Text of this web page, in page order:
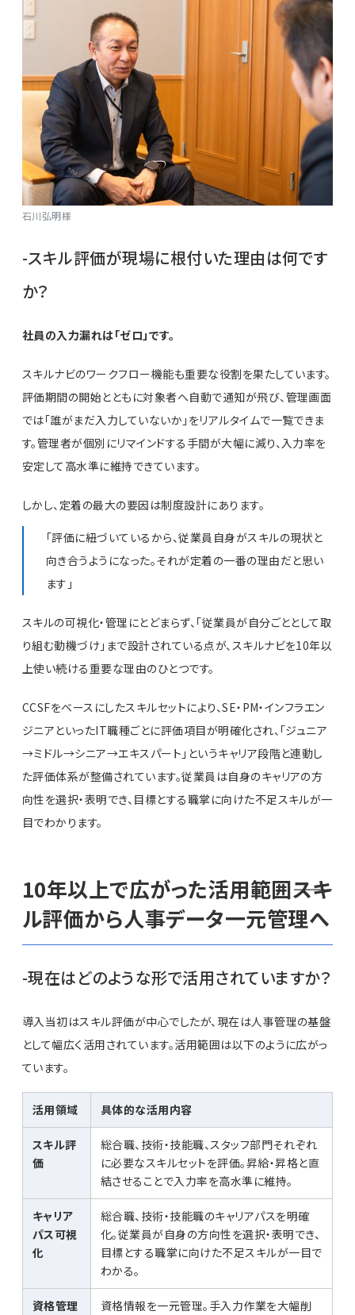
石川弘明様
-スキル評価が現場に根付いた理由は何です
か？
社員の入力漏れは「ゼロ」です。
スキルナビのワークフロー機能も重要な役割を果たしています。
評価期間の開始とともに対象者へ自動で通知が飛び、管理画面
では「誰がまだ入力していないか」をリアルタイムで一覧できま
す。管理者が個別にリマインドする手間が大幅に減り、入力率を
安定して高水準に維持できています。
しかし、定着の最大の要因は制度設計にあります。
「評価に紐づいているから、従業員自身がスキルの現状と
向き合うようになった。それが定着の一番の理由だと思い
ます」
スキルの可視化・管理にとどまらず、「従業員が自分ごととして取
り組む動機づけ」まで設計されている点が、スキルナビを10年以
上使い続ける重要な理由のひとつです。
CCSFをベースにしたスキルセットにより、SE・PM・インフラエン
ジニアといったIT職種ごとに評価項目が明確化され、「ジュニア
→ミドル→シニア→エキスパート」というキャリア段階と連動し
た評価体系が整備されています。従業員は自身のキャリアの方
向性を選択・表明でき、目標とする職掌に向けた不足スキルが一
目でわかります。
10年以上で広がった活用範囲――スキ
ル評価から人事データ一元管理へ
-現在はどのような形で活用されていますか？
導入当初はスキル評価が中心でしたが、現在は人事管理の基盤
として幅広く活用されています。活用範囲は以下のように広がっ
ています。
活用領域 具体的な活用内容
スキル評
価
総合職、技術・技能職、スタッフ部門それぞれ
に必要なスキルセットを評価。昇給・昇格と直
結させることで入力率を高水準に維持。
キャリア
パス可視
化
総合職、技術・技能職のキャリアパスを明確
化。従業員が自身の方向性を選択・表明でき、
目標とする職掌に向けた不足スキルが一目で
わかる。
資格管理
資格情報を一元管理。手入力作業を大幅削